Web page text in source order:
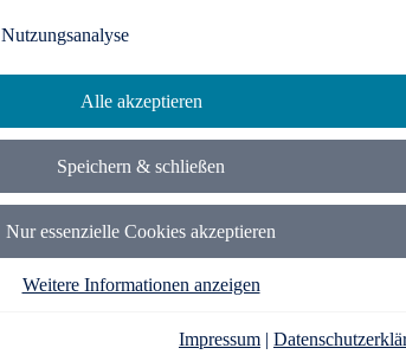
Nutzungsanalyse
Alle akzeptieren
Speichern & schließen
Nur essenzielle Cookies akzeptieren
Weitere Informationen anzeigen
Impressum |